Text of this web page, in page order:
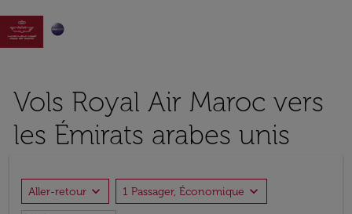

Vols Royal Air Maroc vers
les Émirats arabes unis
Aller-retour expand_more 1 Passager, Économique expand_more